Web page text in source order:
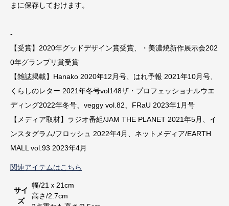
まに保存しておけます。
-
【受賞】2020年グッドデザイン賞受賞、・美濃焼新作展示会202
0年グランプリ賞受賞
【雑誌掲載】Hanako 2020年12月号、はれ予報 2021年10月号、
くらしのレター 2021年冬号vol148ザ・プロフェッショナルウエ
ディング2022年冬号、veggy vol.82、FRaU 2023年1月号
【メディア取材】ラジオ番組/JAM THE PLANET 2021年5月、イ
ンスタグラム/フロッシュ 2022年4月、ネットメディア/EARTH
MALL vol.93 2023年4月
関連アイテムはこちら
サイ
ズ
幅/21ｘ21cm
高さ/2.7cm